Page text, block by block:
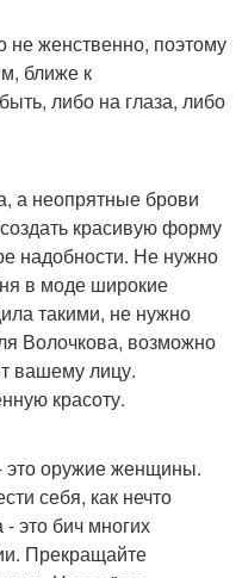
не женственно, поэтому
ближе к
либо на глаза, либо
а неопрятные брови
красивую форму
надобности. Не нужно
в моде широкие
такими, не нужно
Волочкова, возможно
вашему лицу.
красоту.
это оружие женщины.
себя, как нечто
это бич многих
Прекращайте